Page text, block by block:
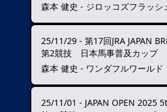
森本 健史 - ジロッコズフラッシ
25/11/29 - 第17回JRA JAPAN
第2競技 日本馬事普及カップ
森本 健史 - ワンダフルワールド
25/11/01 - JAPAN OPEN 2025